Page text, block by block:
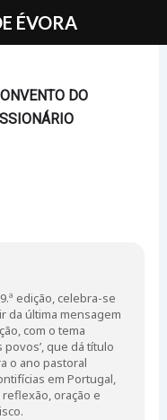
DO
edição, celebra-se
da última mensagem
com o tema
que dá título
o ano pastoral
em Portugal,
oração e
ÉVORA